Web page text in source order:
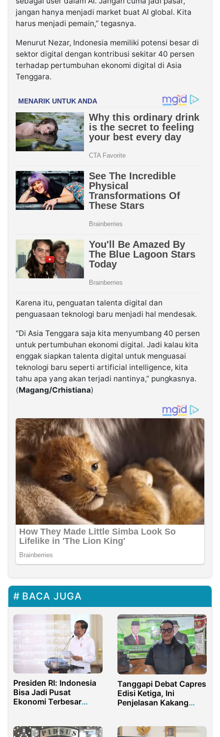
jangan hanya menjadi market buat AI global. Kita
harus menjadi pemain,” tegasnya.
Menurut Nezar, Indonesia memiliki potensi besar di
sektor digital dengan kontribusi sekitar 40 persen
terhadap pertumbuhan ekonomi digital di Asia
Tenggara.
Karena itu, penguatan talenta digital dan
penguasaan teknologi baru menjadi hal mendesak.
“Di Asia Tenggara saja kita menyumbang 40 persen
untuk pertumbuhan ekonomi digital. Jadi kalau kita
enggak siapkan talenta digital untuk menguasai
teknologi baru seperti artificial intelligence, kita
tahu apa yang akan terjadi nantinya,” pungkasnya.
(Magang/Crhistiana)
BACA JUGA
Presiden RI: Indonesia
Bisa Jadi Pusat
Ekonomi Terbesar
Tanggapi Debat Capres
Edisi Ketiga, Ini
Penjelasan Kakang